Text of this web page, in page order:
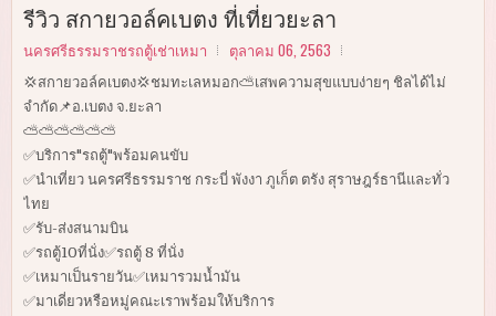
รีวิว สกายวอล์คเบตง ที่เที่ยวยะลา
นครศรีธรรมราชรถตู้เช่าเหมา ตุลาคม 06, 2563
💢สกายวอล์คเบตง💢ชมทะเลหมอก⛅️เสพความสุขแบบง่ายๆ ชิลได้ไม่
จำกัด📌อ.เบตง จ.ยะลา
⛅️⛅️⛅️⛅️⛅️⛅️
✅บริการ"รถตู้"พร้อมคนขับ
✅นำเที่ยว นครศรีธรรมราช กระบี่ พังงา ภูเก็ต ตรัง สุราษฎร์ธานีและทั่ว
ไทย
✅รับ-ส่งสนามบิน
✅รถตู้10ที่นั่ง✅รถตู้ 8 ที่นั่ง
✅เหมาเป็นรายวัน✅เหมารวมน้ำมัน
✅มาเดี่ยวหรือหมู่คณะเราพร้อมให้บริการ